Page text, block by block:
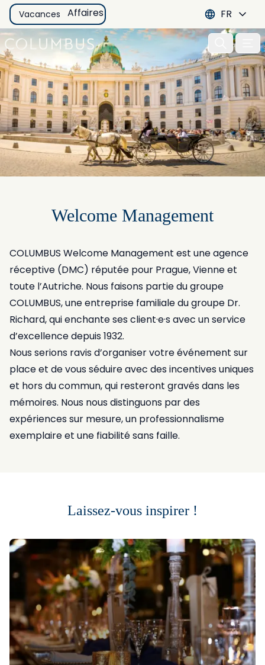
Vacances Affaires FR
Welcome Management
COLUMBUS Welcome Management est une agence
réceptive (DMC) réputée pour Prague, Vienne et
toute l’Autriche. Nous faisons partie du groupe
COLUMBUS, une entreprise familiale du groupe Dr.
Richard, qui enchante ses client·e·s avec un service
d’excellence depuis 1932.
Nous serions ravis d’organiser votre événement sur
place et de vous séduire avec des incentives uniques
et hors du commun, qui resteront gravés dans les
mémoires. Nous nous distinguons par des
expériences sur mesure, un professionnalisme
exemplaire et une fiabilité sans faille.
Laissez-vous inspirer !